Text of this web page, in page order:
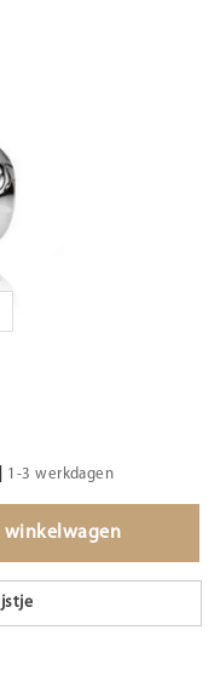
1-3 werkdagen
winkelwagen